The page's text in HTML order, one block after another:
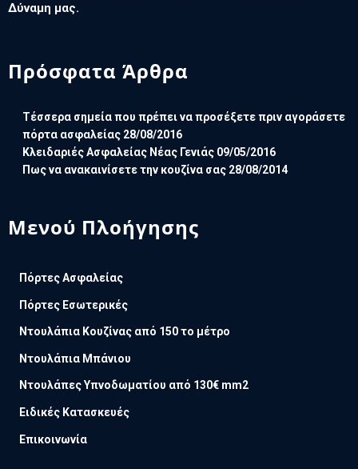
Δύναμη μας.
Πρόσφατα Άρθρα
Τέσσερα σημεία που πρέπει να προσέξετε πριν αγοράσετε
πόρτα ασφαλείας 28/08/2016
Κλειδαριές Ασφαλείας Νέας Γενιάς 09/05/2016
Πως να ανακαινίσετε την κουζίνα σας 28/08/2014
Μενού Πλοήγησης
Πόρτες Ασφαλείας
Πόρτες Εσωτερικές
Ντουλάπια Κουζίνας από 150 το μέτρο
Ντουλάπια Μπάνιου
Ντουλάπες Υπνοδωματίου από 130€ mm2
Ειδικές Κατασκευές
Επικοινωνία